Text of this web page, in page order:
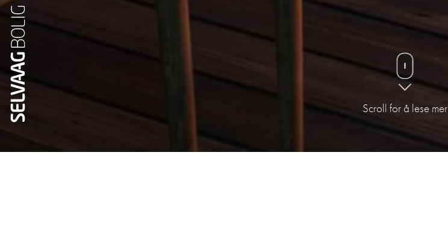
Scroll for å lese mer